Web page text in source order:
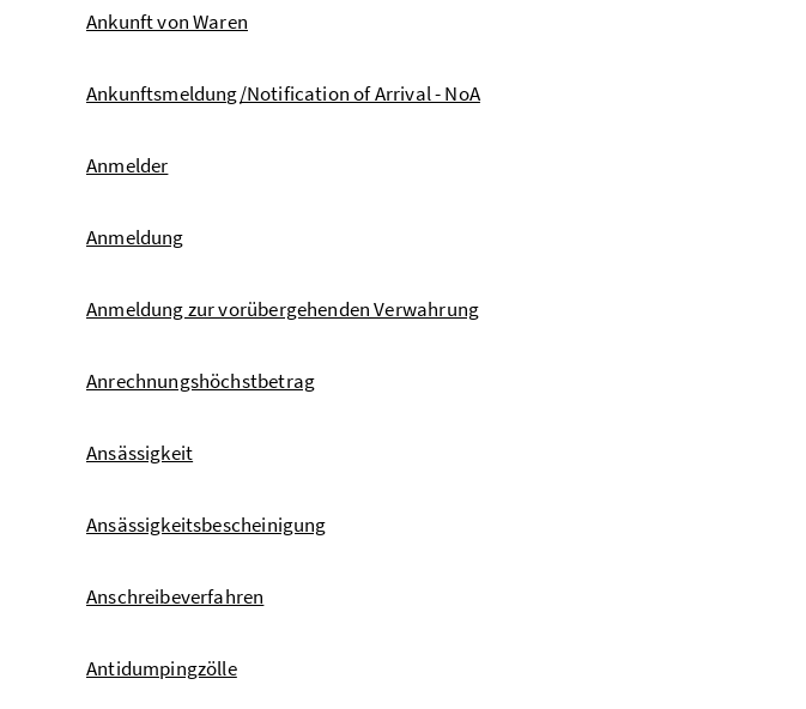
Ankunft von Waren
Ankunftsmeldung/Notification of Arrival - NoA
Anmelder
Anmeldung
Anmeldung zur vorübergehenden Verwahrung
Anrechnungshöchstbetrag
Ansässigkeit
Ansässigkeitsbescheinigung
Anschreibeverfahren
Antidumpingzölle